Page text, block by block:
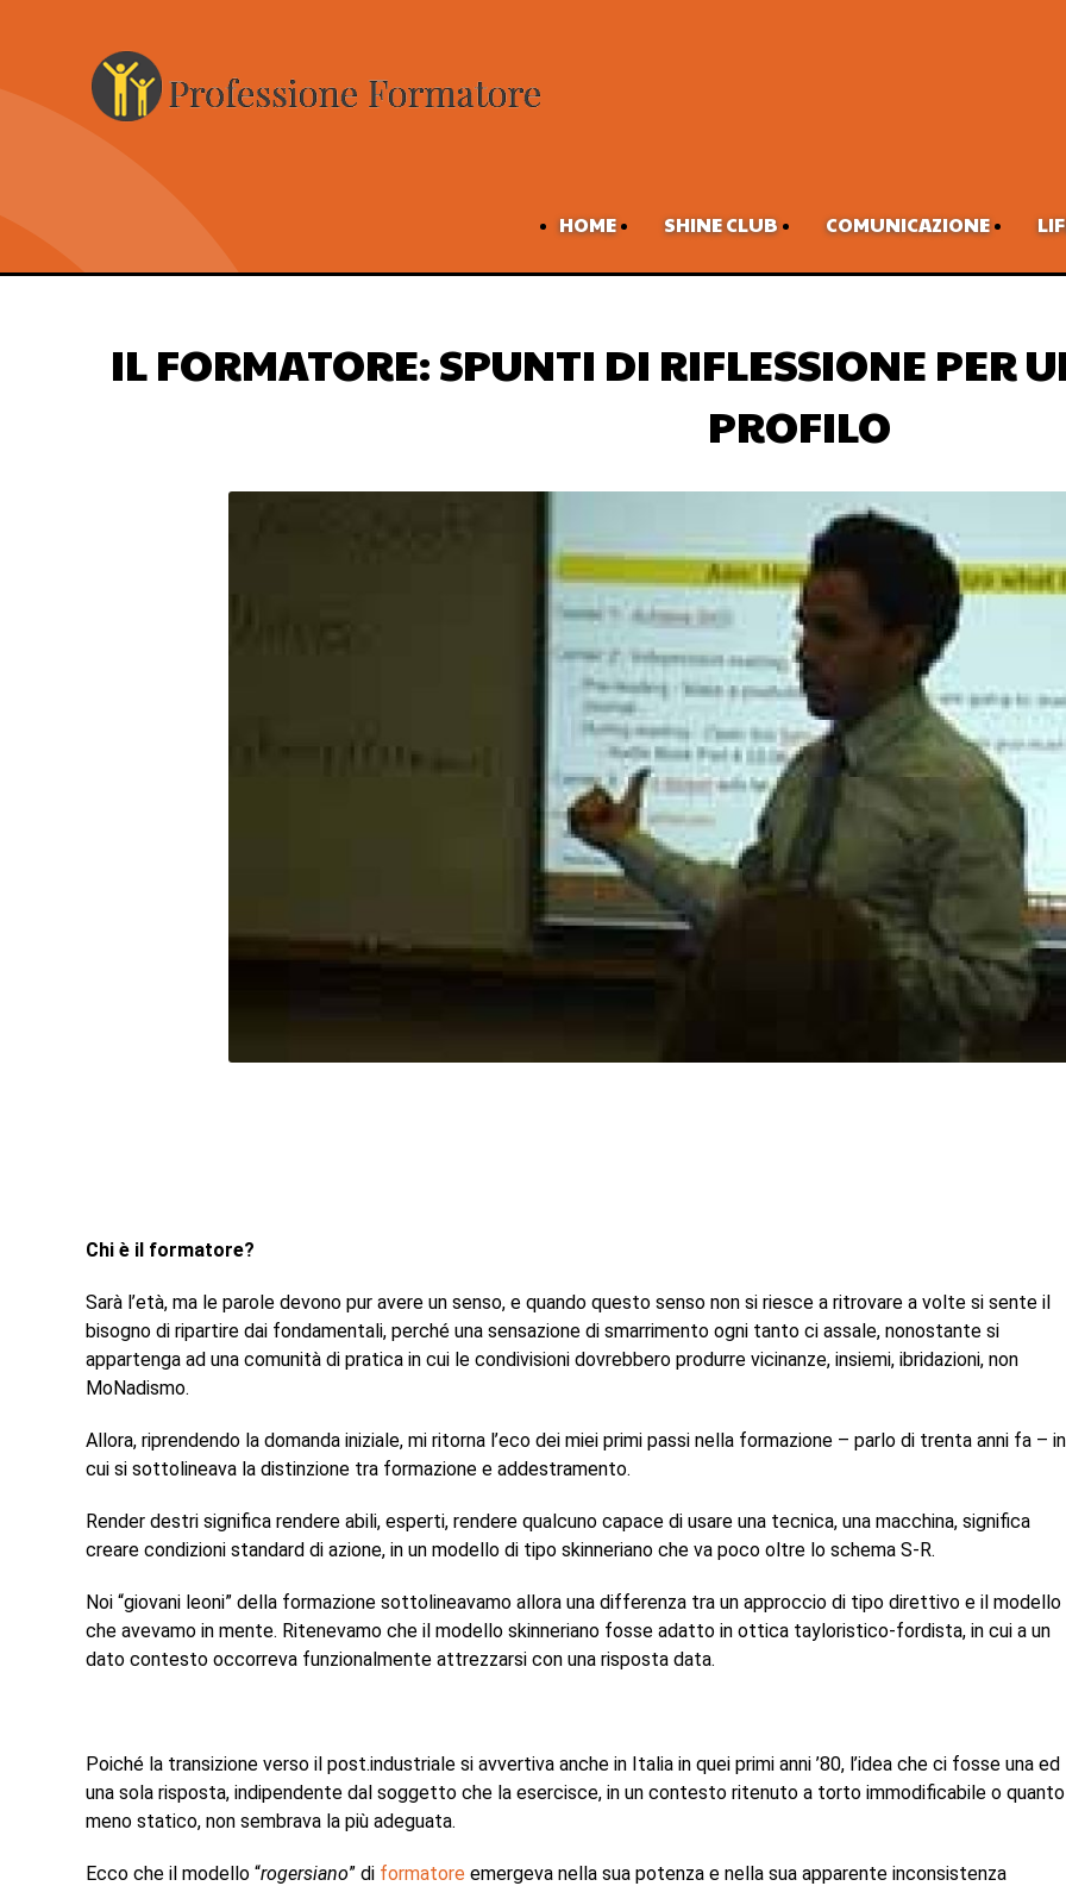
HOME SHINE CLUB COMUNICAZIONE
IL FORMATORE: SPUNTI DI RIFLESSIONE PER
PROFILO
Chi è il formatore?
Sarà l’età, ma le parole devono pur avere un senso, e quando questo senso non si riesce a ritrovare a volte si sente il
bisogno di ripartire dai fondamentali, perché una sensazione di smarrimento ogni tanto ci assale, nonostante si
appartenga ad una comunità di pratica in cui le condivisioni dovrebbero produrre vicinanze, insiemi, ibridazioni, non
MoNadismo.
Allora, riprendendo la domanda iniziale, mi ritorna l’eco dei miei primi passi nella formazione – parlo di trenta anni fa – in
cui si sottolineava la distinzione tra formazione e addestramento.
Render destri significa rendere abili, esperti, rendere qualcuno capace di usare una tecnica, una macchina, significa
creare condizioni standard di azione, in un modello di tipo skinneriano che va poco oltre lo schema S-R.
Noi “giovani leoni” della formazione sottolineavamo allora una differenza tra un approccio di tipo direttivo e il modello
che avevamo in mente. Ritenevamo che il modello skinneriano fosse adatto in ottica tayloristico-fordista, in cui a un
dato contesto occorreva funzionalmente attrezzarsi con una risposta data.
Poiché la transizione verso il post.industriale si avvertiva anche in Italia in quei primi anni ’80, l’idea che ci fosse una ed
una sola risposta, indipendente dal soggetto che la esercisce, in un contesto ritenuto a torto immodificabile o quanto
meno statico, non sembrava la più adeguata.
Ecco che il modello “rogersiano” di formatore emergeva nella sua potenza e nella sua apparente inconsistenza